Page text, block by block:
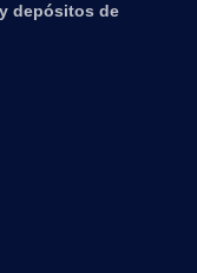
depósitos de